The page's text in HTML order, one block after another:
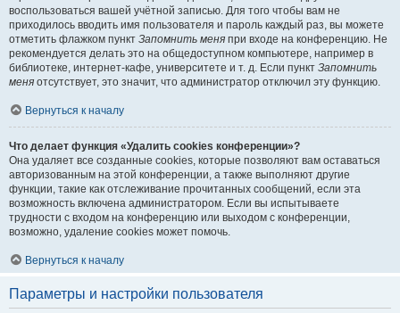
воспользоваться вашей учётной записью. Для того чтобы вам не
приходилось вводить имя пользователя и пароль каждый раз, вы можете
отметить флажком пункт Запомнить меня при входе на конференцию. Не
рекомендуется делать это на общедоступном компьютере, например в
библиотеке, интернет-кафе, университете и т. д. Если пункт Запомнить
меня отсутствует, это значит, что администратор отключил эту функцию.
Вернуться к началу
Что делает функция «Удалить cookies конференции»?
Она удаляет все созданные cookies, которые позволяют вам оставаться
авторизованным на этой конференции, а также выполняют другие
функции, такие как отслеживание прочитанных сообщений, если эта
возможность включена администратором. Если вы испытываете
трудности с входом на конференцию или выходом с конференции,
возможно, удаление cookies может помочь.
Вернуться к началу
Параметры и настройки пользователя